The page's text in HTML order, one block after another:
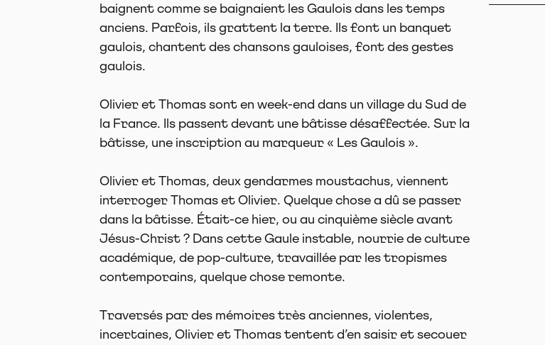
baignent comme se baignaient les Gaulois dans les temps
anciens. Parfois, ils grattent la terre. Ils font un banquet
gaulois, chantent des chansons gauloises, font des gestes
gaulois.
Olivier et Thomas sont en week-end dans un village du Sud de
la France. Ils passent devant une bâtisse désaffectée. Sur la
bâtisse, une inscription au marqueur « Les Gaulois ».
Olivier et Thomas, deux gendarmes moustachus, viennent
interroger Thomas et Olivier. Quelque chose a dû se passer
dans la bâtisse. Était-ce hier, ou au cinquième siècle avant
Jésus-Christ ? Dans cette Gaule instable, nourrie de culture
académique, de pop-culture, travaillée par les tropismes
contemporains, quelque chose remonte.
Traversés par des mémoires très anciennes, violentes,
incertaines, Olivier et Thomas tentent d’en saisir et secouer